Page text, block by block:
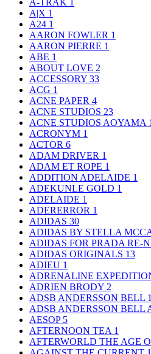
A|X 1
A24 1
AARON FOWLER 1
AARON PIERRE 1
ABE 1
ABOUT LOVE 2
ACCESSORY 33
ACG 1
ACNE PAPER 4
ACNE STUDIOS 23
ACNE STUDIOS AOYAMA 1
ACRONYM 1
ACTOR 6
ADAM DRIVER 1
ADAM ET ROPE 1
ADDITION ADELAIDE 1
ADEKUNLE GOLD 1
ADELAIDE 1
ADERERROR 1
ADIDAS 30
ADIDAS BY STELLA
ADIDAS FOR PRADA RE-
ADIDAS ORIGINALS 13
ADIEU 1
ADRENALINE
ADRIEN BRODY 2
ADSB ANDERSSON BELL 1
ADSB ANDERSSON BELL
AESOP 5
AFTERNOON TEA 1
AFTERWORLD THE AGE